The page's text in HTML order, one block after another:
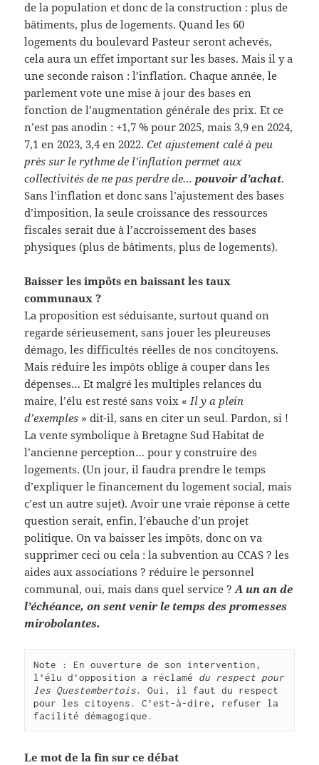
de la population et donc de la construction : plus de
bâtiments, plus de logements. Quand les 60
logements du boulevard Pasteur seront achevés,
cela aura un effet important sur les bases. Mais il y a
une seconde raison : l’inflation. Chaque année, le
parlement vote une mise à jour des bases en
fonction de l’augmentation générale des prix. Et ce
n’est pas anodin : +1,7 % pour 2025, mais 3,9 en 2024,
7,1 en 2023, 3,4 en 2022.Cet ajustement calé à peu
près sur le rythme de l’inflation permet aux
collectivités de ne pas perdre de…pouvoir d’achat.
Sans l’inflation et donc sans l’ajustement des bases
d’imposition, la seule croissance des ressources
fiscales serait due à l’accroissement des bases
physiques (plus de bâtiments, plus de logements).
Baisser les impôts en baissant les taux
communaux ?
La proposition est séduisante, surtout quand on
regarde sérieusement, sans jouer les pleureuses
démago, les difficultés réelles de nos concitoyens.
Mais réduire les impôts oblige à couper dans les
dépenses… Et malgré les multiples relances du
maire, l’élu est resté sans voix « Il y a plein
d’exemples » dit-il, sans en citer un seul. Pardon, si !
La vente symbolique à Bretagne Sud Habitat de
l’ancienne perception… pour y construire des
logements. (Un jour, il faudra prendre le temps
d’expliquer le financement du logement social, mais
c’est un autre sujet). Avoir une vraie réponse à cette
question serait, enfin, l’ébauche d’un projet
politique. On va baisser les impôts, donc on va
supprimer ceci ou cela : la subvention au CCAS ? les
aides aux associations ? réduire le personnel
communal, oui, mais dans quel service ?A un an de
l’échéance, on sent venir le temps des promesses
mirobolantes.
Note : En ouverture de son intervention,
l’élu d’opposition a réclamé du respect pour
les Questembertois. Oui, il faut du respect
pour les citoyens. C’est-à-dire, refuser la
facilité démagogique.
Le mot de la fin sur ce débat